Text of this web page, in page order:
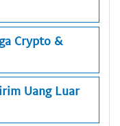
Crypto &
Uang Luar